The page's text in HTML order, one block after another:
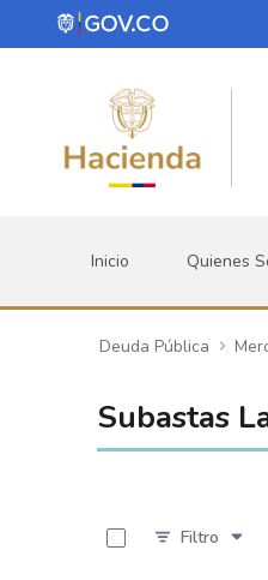
Saltar al contenido principal
Inicio Quienes
Deuda Pública
Subastas
Filtro